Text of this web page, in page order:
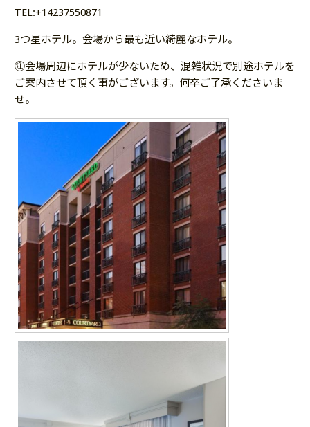
TEL:+14237550871
3つ星ホテル。会場から最も近い綺麗なホテル。
㊟会場周辺にホテルが少ないため、混雑状況で別途ホテルを
ご案内させて頂く事がございます。何卒ご了承くださいま
せ。